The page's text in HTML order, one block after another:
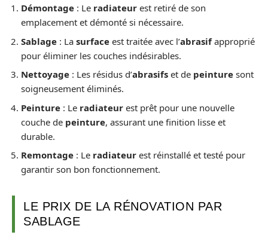
Démontage : Le radiateur est retiré de son
emplacement et démonté si nécessaire.
Sablage : La surface est traitée avec l’abrasifapproprié
pour éliminer les couches indésirables.
Nettoyage : Les résidus d’abrasifs et de peinture sont
soigneusement éliminés.
Peinture : Le radiateur est prêt pour une nouvelle
couche de peinture, assurant une finition lisse et
durable.
Remontage : Le radiateur est réinstallé et testé pour
garantir son bon fonctionnement.
LE PRIX DE LA RÉNOVATION PAR
SABLAGE